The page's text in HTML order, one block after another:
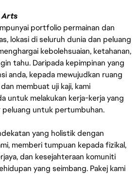
Arts
portfolio permainan dan
lokasi di seluruh dunia dan peluang
kebolehsuaian, ketahanan,
tahu. Daripada kepimpinan yang
anda, kepada mewujudkan ruang
membuat uji kaji, kami
untuk melakukan kerja-kerja yang
untuk pertumbuhan.
yang holistik dengan
memberi tumpuan kepada fizikal,
dan kesejahteraan komuniti
yang seimbang. Pakej kami